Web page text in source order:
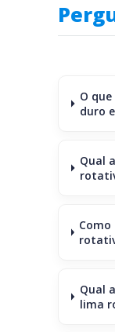
O
duro
Qual
Qual
lima